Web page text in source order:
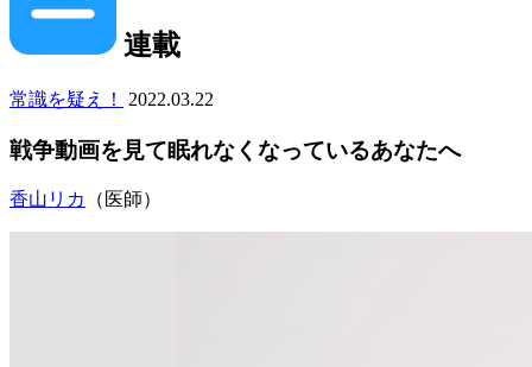
連載
常識を疑え！ 2022.03.22
戦争動画を見て眠れなくなっているあなたへ
香山リカ （医師）